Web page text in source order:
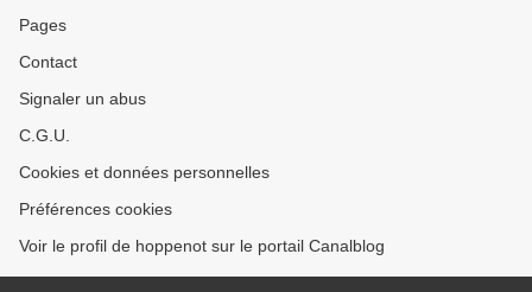
Pages
Contact
Signaler un abus
C.G.U.
Cookies et données personnelles
Préférences cookies
Voir le profil de hoppenot sur le portail Canalblog